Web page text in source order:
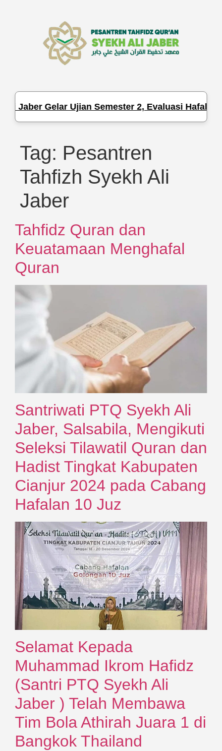
Gelar Ujian Semester 2, Evaluasi Hafalan dan
Tag: Pesantren
Tahfizh Syekh Ali
Jaber
Tahfidz Quran dan
Keuatamaan Menghafal
Quran
Santriwati PTQ Syekh Ali
Jaber, Salsabila, Mengikuti
Seleksi Tilawatil Quran dan
Hadist Tingkat Kabupaten
Cianjur 2024 pada Cabang
Hafalan 10 Juz
Selamat Kepada
Muhammad Ikrom Hafidz
(Santri PTQ Syekh Ali
Jaber ) Telah Membawa
Tim Bola Athirah Juara 1 di
Bangkok Thailand